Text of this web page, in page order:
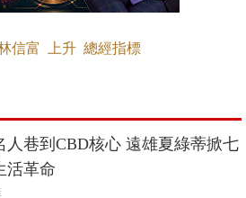
信富 上升 總經指標
人巷到CBD核心 遠雄夏綠蒂掀七
活革命